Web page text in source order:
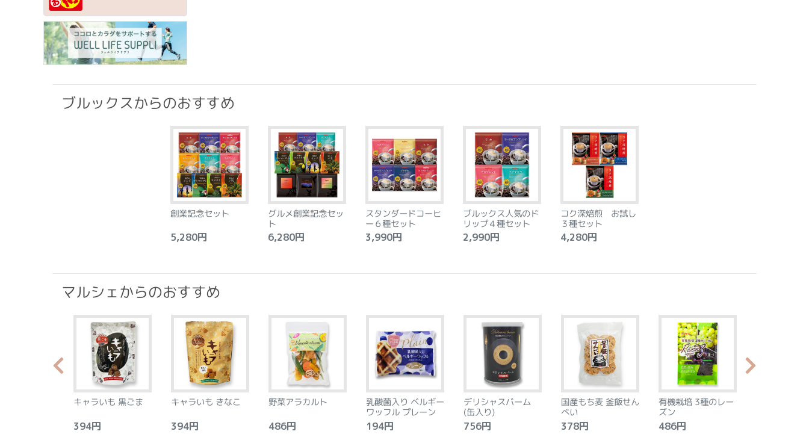
ブルックスからのおすすめ
創業記念セット
5,280円
グルメ創業記念セッ
ト
6,280円
スタンダードコーヒ
ー６種セット
3,990円
ブルックス人気のド
リップ４種セット
2,990円
コク深焙煎 お試し
３種セット
4,280円
マルシェからのおすすめ
キャラいも 黒ごま
394円
キャラいも きなこ
394円
野菜アラカルト
486円
乳酸菌入り ベルギー
ワッフル プレーン
194円
デリシャスバーム
(缶入り)
756円
国産もち麦 釜飯せん
べい
378円
有機栽培 3種のレー
ズン
486円